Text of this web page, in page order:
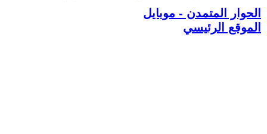
الحوار المتمدن - موبايل
الموقع الرئيسي